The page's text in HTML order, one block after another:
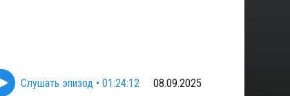
Слушать эпизод • 01:24:12 08.09.2025